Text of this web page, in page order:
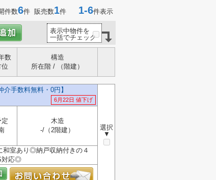
件数6件 販売数1件 1-6件表示
表示中物件を
一括でチェック
数
位
構造
所在階 / （階建）
手数料無料・0円】
6月22日 値下げ
選択
▼
定
木造
-/（2階建）
室あり◎納戸収納付きの４
対応◎